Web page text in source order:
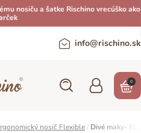
nosiču a šatke Rischino vrecúško ako
info@rischino.sk
0
nosič Flexible/ Divé maky-